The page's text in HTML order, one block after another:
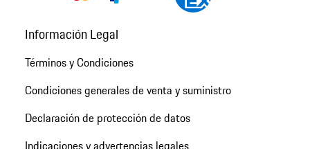
Información Legal
Términos y Condiciones
Condiciones generales de venta y suministro
Declaración de protección de datos
Indicaciones y advertencias legales